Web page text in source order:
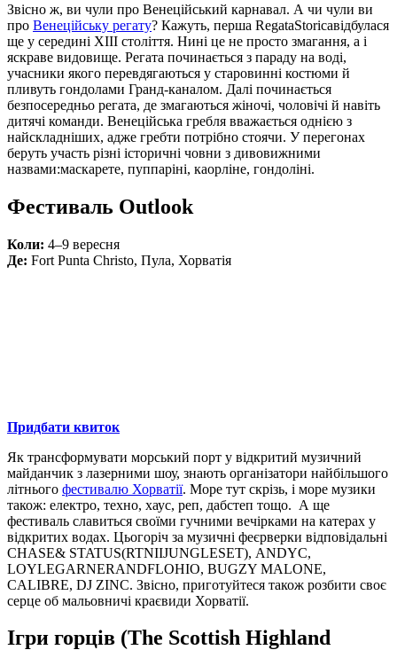
Звісно ж, ви чули про Венеційський карнавал. А чи чули ви
про Венеційську регату? Кажуть, перша RegataStoricaвідбулася
ще у середині ХІІІ століття. Нині це не просто змагання, а і
яскраве видовище. Регата починається з параду на воді,
учасники якого перевдягаються у старовинні костюми й
пливуть гондолами Гранд-каналом. Далі починається
безпосередньо регата, де змагаються жіночі, чоловічі й навіть
дитячі команди. Венеційська гребля вважається однією з
найскладніших, адже гребти потрібно стоячи. У перегонах
беруть участь різні історичні човни з дивовижними
назвами:маскарете, пуппаріні, каорліне, гондоліні.
Фестиваль Outlook
Коли: 4–9 вересня
Де: Fort Punta Christo, Пула, Хорватія
Придбати квиток
Як трансформувати морський порт у відкритий музичний
майданчик з лазерними шоу, знають організатори найбільшого
літнього фестивалю Хорватії. Море тут скрізь, і море музики
також: електро, техно, хаус, реп, дабстеп тощо. А ще
фестиваль славиться своїми гучними вечірками на катерах у
відкритих водах. Цьогоріч за музичні феєрверки відповідальні
CHASE& STATUS(RTNIIJUNGLESET), ANDYC,
LOYLEGARNERANDFLOHIO, BUGZY MALONE,
CALIBRE, DJ ZINC. Звісно, приготуйтеся також розбити своє
серце об мальовничі краєвиди Хорватії.
Ігри горців (The Scottish Highland